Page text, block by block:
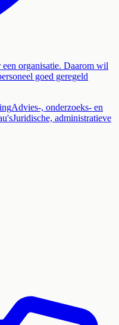
organisatie. Daarom wil
goed geregeld
Advies-, onderzoeks- en
Juridische, administratieve